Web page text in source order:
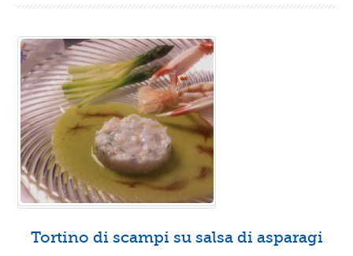
Tortino di scampi su salsa di asparagi